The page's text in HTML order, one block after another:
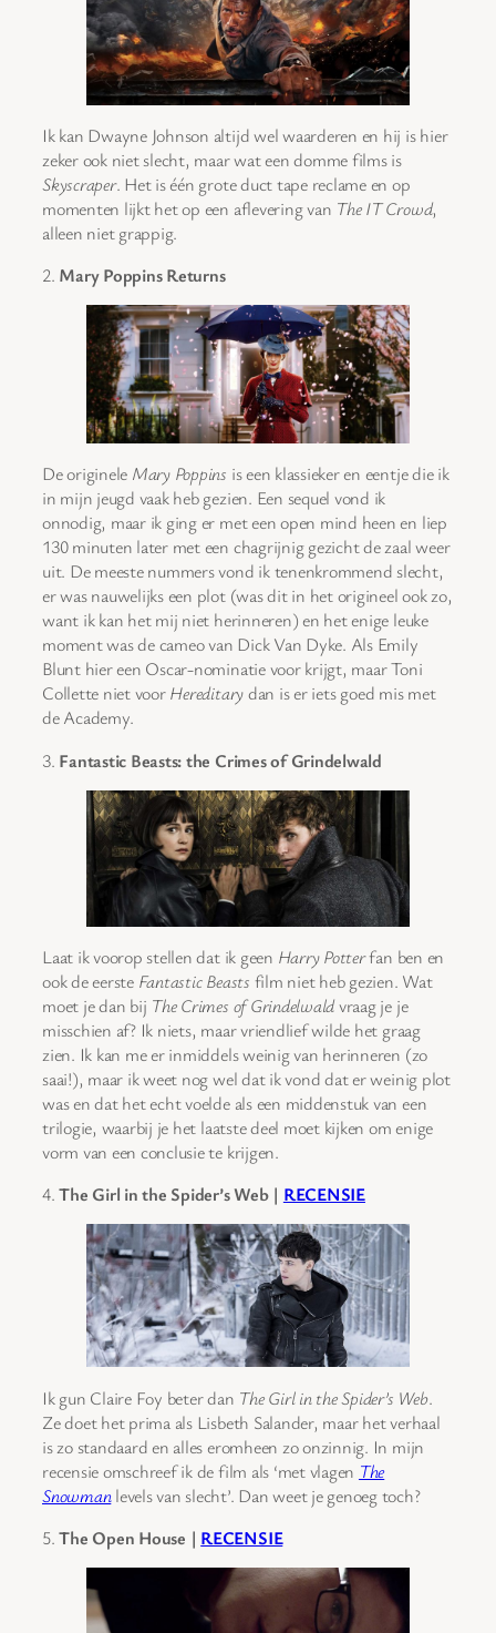
Ik kan Dwayne Johnson altijd wel waarderen en hij is hier
zeker ook niet slecht, maar wat een domme films is
Skyscraper. Het is één grote duct tape reclame en op
momenten lijkt het op een aflevering van The IT Crowd,
alleen niet grappig.
2. Mary Poppins Returns
De originele Mary Poppins is een klassieker en eentje die ik
in mijn jeugd vaak heb gezien. Een sequel vond ik
onnodig, maar ik ging er met een open mind heen en liep
130 minuten later met een chagrijnig gezicht de zaal weer
uit. De meeste nummers vond ik tenenkrommend slecht,
er was nauwelijks een plot (was dit in het origineel ook zo,
want ik kan het mij niet herinneren) en het enige leuke
moment was de cameo van Dick Van Dyke. Als Emily
Blunt hier een Oscar-nominatie voor krijgt, maar Toni
Collette niet voorHereditarydan is er iets goed mis met
de Academy.
3. Fantastic Beasts: the Crimes of Grindelwald
Laat ik voorop stellen dat ik geen Harry Potterfan ben en
ook de eerste Fantastic Beasts film niet heb gezien. Wat
moet je dan bij The Crimes of Grindelwaldvraag je je
misschien af? Ik niets, maar vriendlief wilde het graag
zien. Ik kan me er inmiddels weinig van herinneren (zo
saai!), maar ik weet nog wel dat ik vond dat er weinig plot
was en dat het echt voelde als een middenstuk van een
trilogie, waarbij je het laatste deel moet kijken om enige
vorm van een conclusie te krijgen.
4.The Girl in the Spider’s Web | RECENSIE
Ik gun Claire Foy beter dan The Girl in the Spider’s Web.
Ze doet het prima als Lisbeth Salander, maar het verhaal
is zo standaard en alles eromheen zo onzinnig. In mijn
recensie omschreef ik de film als ‘met vlagen The
Snowmanlevels van slecht’. Dan weet je genoeg toch?
5.The Open House | RECENSIE